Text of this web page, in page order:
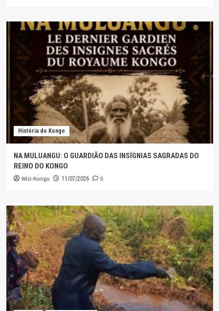
História do Kongo
NA MULUANGU: O GUARDIÃO DAS INSÍGNIAS SAGRADAS DO
REINO DO KONGO
Wizi-Kongo 11/07/2026 0